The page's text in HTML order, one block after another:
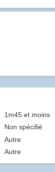
1m45 et moins
Non spécifié
Autre
Autre